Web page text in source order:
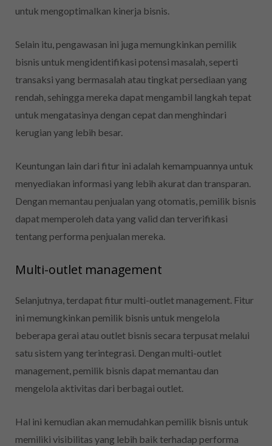
untuk mengoptimalkan kinerja bisnis.
Selain itu, pengawasan ini juga memungkinkan pemilik
bisnis untuk mengidentifikasi potensi masalah, seperti
transaksi yang bermasalah atau tingkat persediaan yang
rendah, sehingga mereka dapat mengambil langkah tepat
untuk mengatasinya dengan cepat dan menghindari
kerugian yang lebih besar.
Keuntungan lain dari fitur ini adalah kemampuannya untuk
menyediakan informasi yang lebih akurat dan transparan.
Dengan memantau penjualan yang otomatis, pemilik bisnis
dapat memperoleh data yang valid dan terverifikasi
tentang performa penjualan mereka.
Multi-outlet management
Selanjutnya, terdapat fitur multi-outlet management. Fitur
ini memungkinkan pemilik bisnis untuk mengelola
beberapa gerai atau outlet bisnis secara terpusat melalui
satu sistem yang terintegrasi. Dengan multi-outlet
management, pemilik bisnis dapat memantau dan
mengelola aktivitas dari berbagai outlet.
Hal ini kemudian akan memudahkan pemilik bisnis untuk
memiliki visibilitas yang lebih baik terhadap performa